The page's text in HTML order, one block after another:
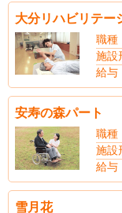
大分リハビリテー
職種
施設
給与
安寿の森パート
職種
施設
給与
雪月花